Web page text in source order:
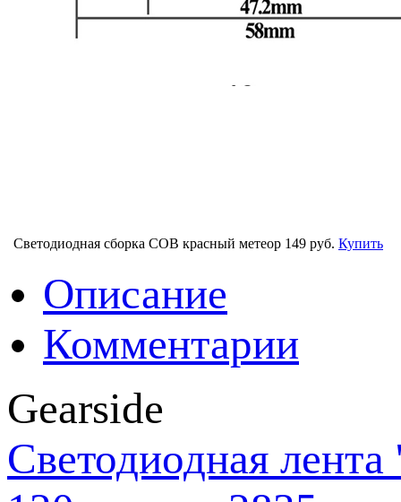
Светодиодная сборка COB красный метеор 149 руб. Купить
Описание
Комментарии
Gearside
Светодиодная